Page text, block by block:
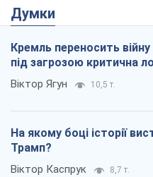
Думки
Кремль переносить
під загрозою критична
Віктор Ягун 10,5 т.
На якому боці історії
Трамп?
Віктор Каспрук 8,7 т.